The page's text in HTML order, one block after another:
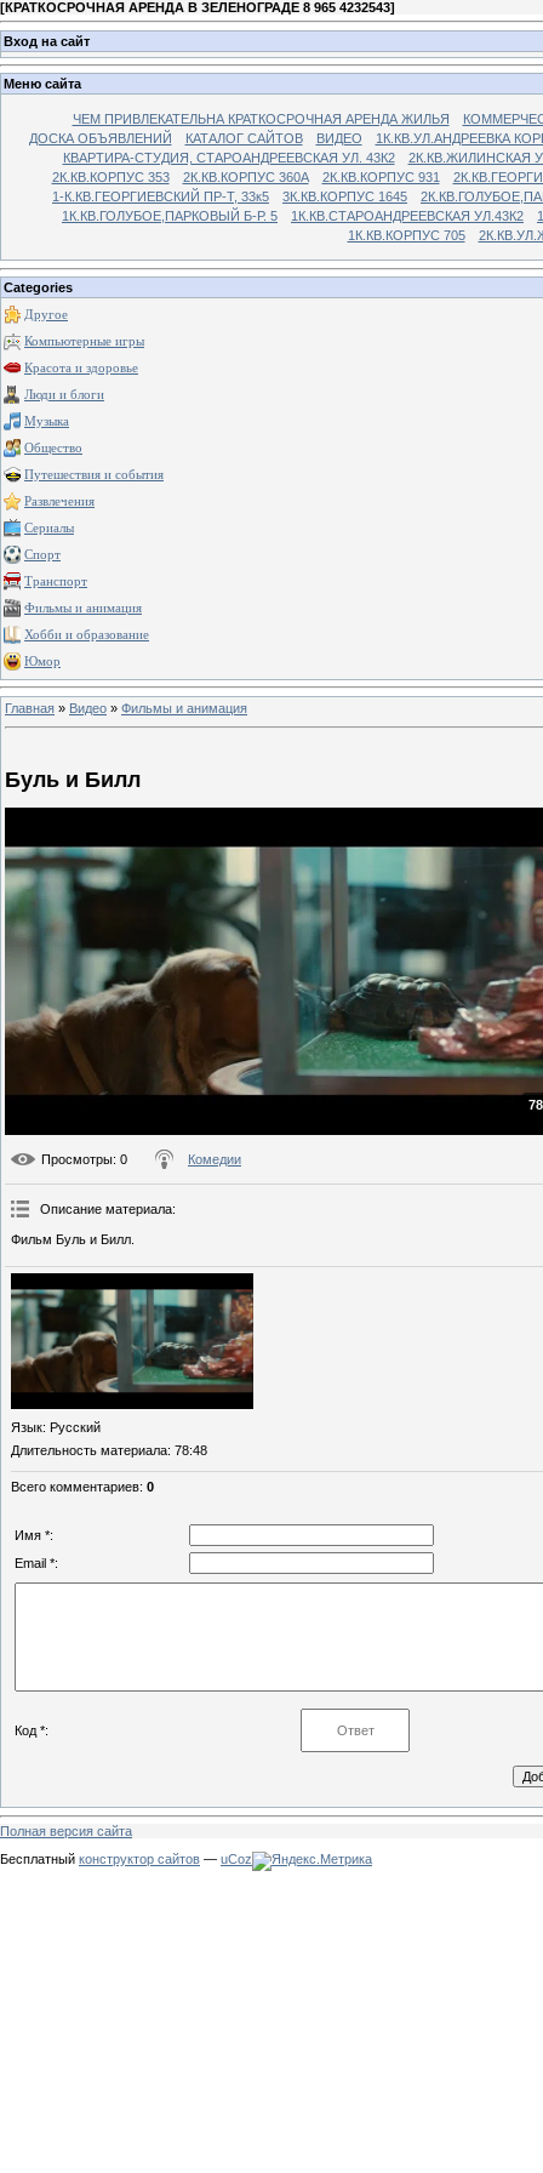
[КРАТКОСРОЧНАЯ АРЕНДА В ЗЕЛЕНОГРАДЕ 8 965 4232543]
Вход на сайт
Меню сайта
ЧЕМ ПРИВЛЕКАТЕЛЬНА КРАТКОСРОЧНАЯ АРЕНДА ЖИЛЬЯ
ДОСКА ОБЪЯВЛЕНИЙ
КАТАЛОГ САЙТОВ ВИДЕО
1К.КВ.УЛ.АНДРЕЕВКА
КВАРТИРА-СТУДИЯ, СТАРОАНДРЕЕВСКАЯ УЛ. 43К2
2К.КВ.ЖИЛИНСКАЯ
2К.КВ.КОРПУС 353
2К.КВ.КОРПУС 360А 2К.КВ.КОРПУС 931
1-К.КВ.ГЕОРГИЕВСКИЙ ПР-Т, 33к5
3К.КВ.КОРПУС 1645
1К.КВ.ГОЛУБОЕ,ПАРКОВЫЙ Б-Р. 5
1К.КВ.СТАРОАНДРЕЕВСКАЯ УЛ.43К2
1К.КВ.КОРПУС 705
Categories
Другое
Компьютерные игры
Красота и здоровье
Люди и блоги
Музыка
Общество
Путешествия и события
Развлечения
Сериалы
Спорт
Транспорт
Фильмы и анимация
Хобби и образование
Юмор
Главная » Видео » Фильмы и анимация
Буль и Билл
Просмотры: 0 Комедии
Описание материала:
Фильм Буль и Билл.
Язык: Русский
Длительность материала: 78:48
Всего комментариев: 0
Имя *:
Email *:
Код *:
Полная версия сайта
Бесплатный конструктор сайтов — uCoz